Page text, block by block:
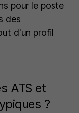
pour le poste
des
d'un profil
ATS et
?